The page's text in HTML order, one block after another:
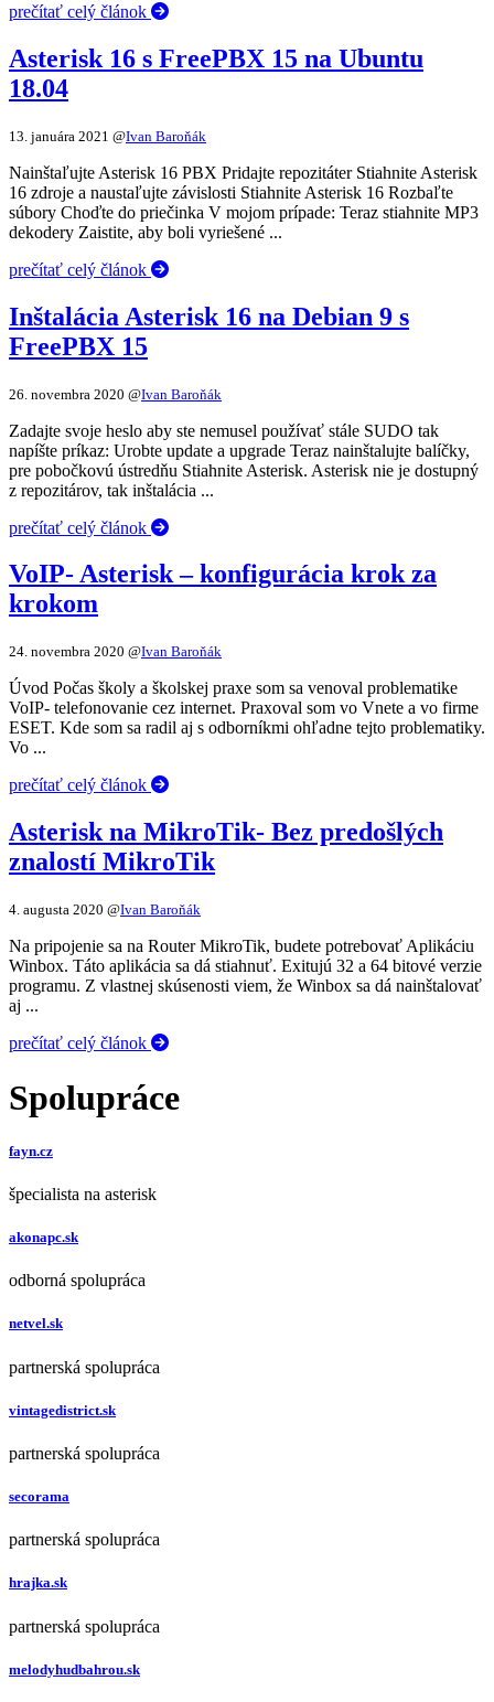
prečítať celý článok
Asterisk 16 s FreePBX 15 na Ubuntu
18.04
13. januára 2021 @Ivan Baroňák
Nainštaľujte Asterisk 16 PBX Pridajte repozitáter Stiahnite Asterisk
16 zdroje a naustaľujte závislosti Stiahnite Asterisk 16 Rozbaľte
súbory Choďte do priečinka V mojom prípade: Teraz stiahnite MP3
dekodery Zaistite, aby boli vyriešené ...
prečítať celý článok
Inštalácia Asterisk 16 na Debian 9 s
FreePBX 15
26. novembra 2020 @Ivan Baroňák
Zadajte svoje heslo aby ste nemusel používať stále SUDO tak
napíšte príkaz: Urobte update a upgrade Teraz nainštalujte balíčky,
pre pobočkovú ústredňu Stiahnite Asterisk. Asterisk nie je dostupný
z repozitárov, tak inštalácia ...
prečítať celý článok
VoIP- Asterisk – konfigurácia krok za
krokom
24. novembra 2020 @Ivan Baroňák
Úvod Počas školy a školskej praxe som sa venoval problematike
VoIP- telefonovanie cez internet. Praxoval som vo Vnete a vo firme
ESET. Kde som sa radil aj s odborníkmi ohľadne tejto problematiky.
Vo ...
prečítať celý článok
Asterisk na MikroTik- Bez predošlých
znalostí MikroTik
4. augusta 2020 @Ivan Baroňák
Na pripojenie sa na Router MikroTik, budete potrebovať Aplikáciu
Winbox. Táto aplikácia sa dá stiahnuť. Exitujú 32 a 64 bitové verzie
programu. Z vlastnej skúsenosti viem, že Winbox sa dá nainštalovať
aj ...
prečítať celý článok
Spolupráce
fayn.cz
špecialista na asterisk
akonapc.sk
odborná spolupráca
netvel.sk
partnerská spolupráca
vintagedistrict.sk
partnerská spolupráca
secorama
partnerská spolupráca
hrajka.sk
partnerská spolupráca
melodyhudbahrou.sk